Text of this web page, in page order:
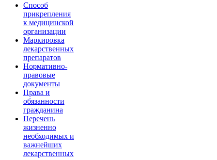
Способ
прикрепления
к медицинской
организации
Маркировка
лекарственных
препаратов
Нормативно-
правовые
документы
Права и
обязанности
гражданина
Перечень
жизненно
необходимых и
важнейших
лекарственных